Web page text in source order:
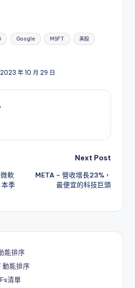
Google MSFT 美股
年 10 月 29 日
軟
季
Next Post
META – 營收增長23%，
最便宜的科技巨頭
能排序
能排序
清單